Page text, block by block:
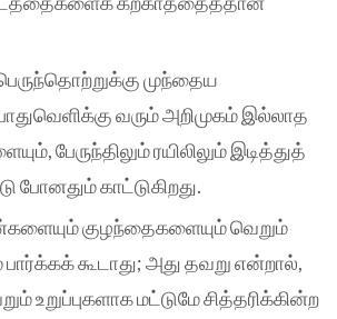
முந்தைய
வரும் அறிமுகம் இல்லாத
பேருந்திலும் ரயிலிலும் இடித்துத்
காட்டுகிறது.
குழந்தைகளையும் வெறும்
பார்க்கக் கூடாது; அது தவறு என்றால்,
உறுப்புகளாக மட்டுமே சித்தரிக்கின்ற